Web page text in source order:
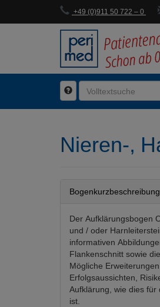
+49 (0)911 50 722 – 0
Nieren-,
Bogenkurzbeschreibung
Der Aufklärungsbogen
und / oder
informativen
Flankenschnitt sowie
Mögliche
Erfolgsaussichten,
Aufklärung, wie dies
ist.